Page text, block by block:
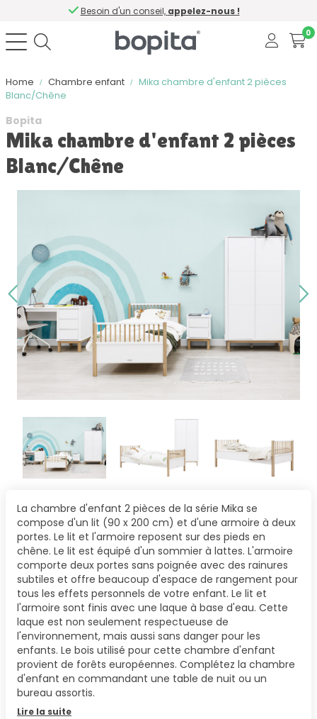
Besoin d'un conseil, appelez-nous !
0
Home Chambre enfant
Mika chambre d'enfant 2 pièces
Blanc/Chêne
Bopita
Mika chambre d'enfant 2 pièces
Blanc/Chêne
La chambre d'enfant 2 pièces de la série Mika se
compose d'un lit (90 x 200 cm) et d'une armoire à deux
portes. Le lit et l'armoire reposent sur des pieds en
chêne. Le lit est équipé d'un sommier à lattes. L'armoire
comporte deux portes sans poignée avec des rainures
subtiles et offre beaucoup d'espace de rangement pour
tous les effets personnels de votre enfant. Le lit et
l'armoire sont finis avec une laque à base d'eau. Cette
laque est non seulement respectueuse de
l'environnement, mais aussi sans danger pour les
enfants. Le bois utilisé pour cette chambre d'enfant
provient de forêts européennes. Complétez la chambre
d'enfant en commandant une table de nuit ou un
bureau assortis.
Lire la suite